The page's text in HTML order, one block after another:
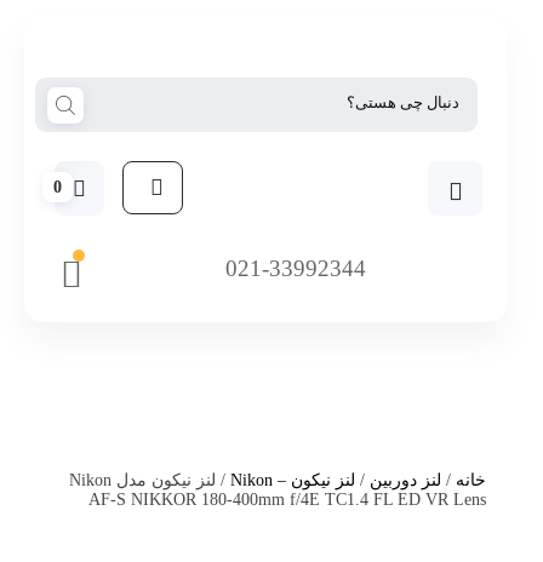
0
021-33992344
خانه / لنز دوربین / لنز نیکون – Nikon
/ لنز نیکون مدل Nikon
AF-S NIKKOR 180-400mm f/4E TC1.4 FL ED VR Lens